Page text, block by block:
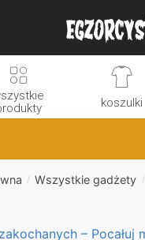
koszulki
/ Wszystkie gadżety /